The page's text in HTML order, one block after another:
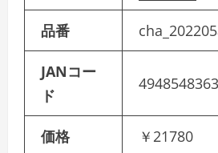
品番
JANコー
ド
価格 ￥21780